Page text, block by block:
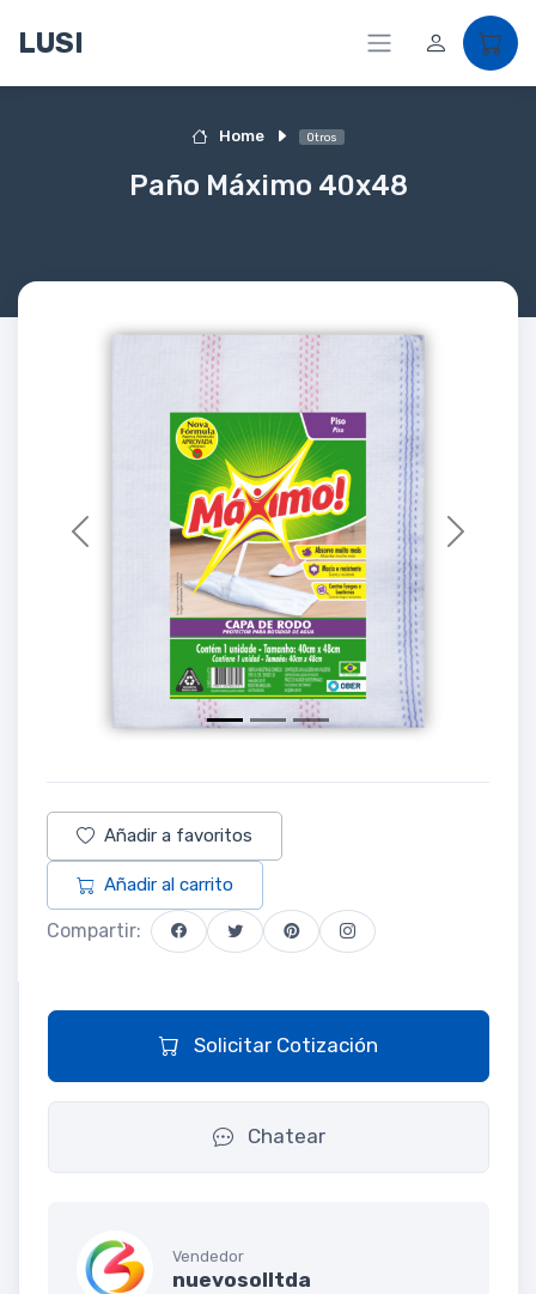
LUSI
Home Otros
Paño Máximo 40x48
Previous Next
Añadir a favoritos
Añadir al carrito
Compartir:
Solicitar Cotización
Chatear
Vendedor
nuevosolltda